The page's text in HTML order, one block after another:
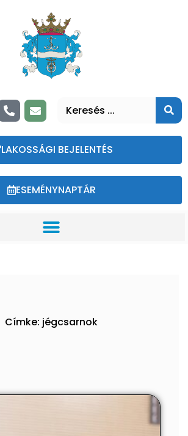
LAKOSSÁGI BEJELENTÉS
ESEMÉNYNAPTÁR
Címke: jégcsarnok